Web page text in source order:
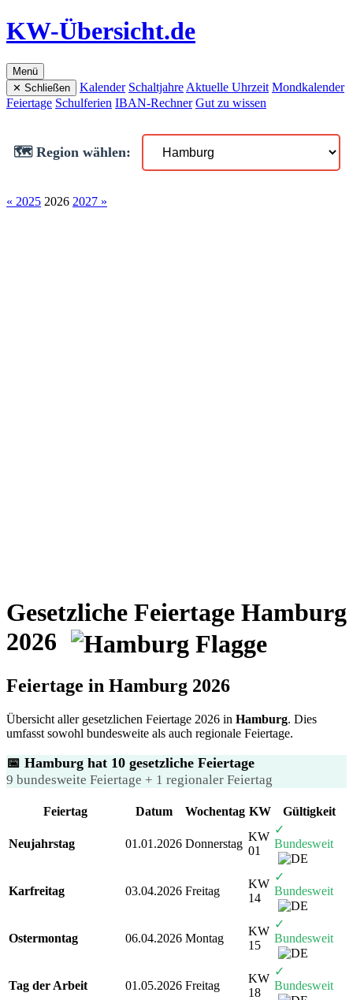
KW-Übersicht.de
Menü
✕ Schließen
Kalender Schaltjahre Aktuelle Uhrzeit Mondkalender
Feiertage Schulferien IBAN-Rechner Gut zu wissen
🗺️ Region wählen:
« 2025 2026 2027 »
Gesetzliche Feiertage Hamburg
2026
Feiertage in Hamburg 2026
Übersicht aller gesetzlichen Feiertage 2026 in Hamburg. Dies
umfasst sowohl bundesweite als auch regionale Feiertage.
📅 Hamburg hat 10 gesetzliche Feiertage
9 bundesweite Feiertage + 1 regionaler Feiertag
Feiertag Datum Wochentag KW Gültigkeit
Neujahrstag 01.01.2026 Donnerstag
KW
01
✓
Bundesweit
Karfreitag 03.04.2026 Freitag
KW
14
✓
Bundesweit
Ostermontag 06.04.2026 Montag
KW
15
✓
Bundesweit
Tag der Arbeit 01.05.2026 Freitag
KW
18
✓
Bundesweit